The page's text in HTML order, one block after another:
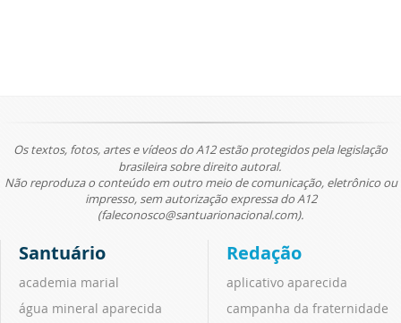
Os textos, fotos, artes e vídeos do A12 estão protegidos pela legislação
brasileira sobre direito autoral.
Não reproduza o conteúdo em outro meio de comunicação, eletrônico ou
impresso, sem autorização expressa do A12
(faleconosco@santuarionacional.com).
Santuário
academia marial
água mineral aparecida
Redação
aplicativo aparecida
campanha da fraternidade